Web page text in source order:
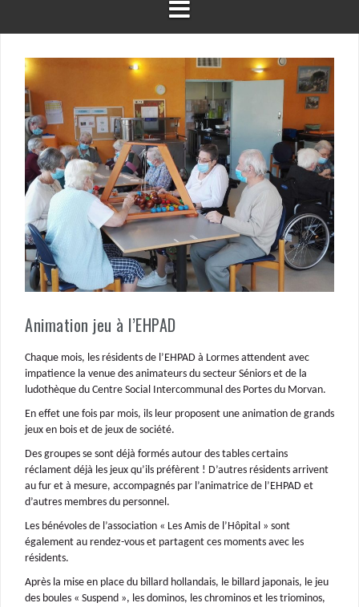
Animation jeu à l’EHPAD
Chaque mois, les résidents de l’EHPAD à Lormes attendent avec
impatience la venue des animateurs du secteur Séniors et de la
ludothèque du Centre Social Intercommunal des Portes du Morvan.
En effet une fois par mois, ils leur proposent une animation de grands
jeux en bois et de jeux de société.
Des groupes se sont déjà formés autour des tables certains
réclament déjà les jeux qu’ils préfèrent ! D’autres résidents arrivent
au fur et à mesure, accompagnés par l’animatrice de l’EHPAD et
d’autres membres du personnel.
Les bénévoles de l’association « Les Amis de l’Hôpital » sont
également au rendez-vous et partagent ces moments avec les
résidents.
Après la mise en place du billard hollandais, le billard japonais, le jeu
des boules « Suspend », les dominos, les chrominos et les triominos,